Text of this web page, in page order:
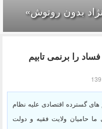
بدون روتوش»
را برنمی تابیم
گسترده اقتصادی علیه نظام
حامیان ولایت فقیه و دولت